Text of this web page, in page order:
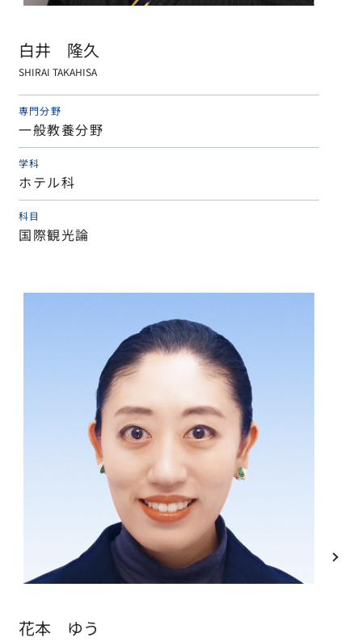
白井 隆久
SHIRAI TAKAHISA
専門分野
一般教養分野
学科
ホテル科
科目
国際観光論
花本 ゆう